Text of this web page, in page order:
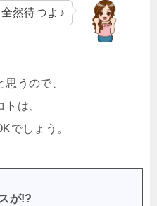
然待つよ♪
うので、
は、
でしょう。
が!?